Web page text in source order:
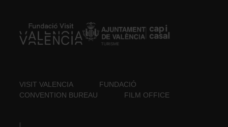
VISIT VALENCIA
FUNDACIÓ
CONVENTION BUREAU
FILM OFFICE